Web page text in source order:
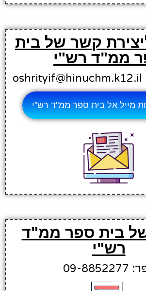
קשר של בית
ממ"ד רש"י
מייל אל בית ספר ממ"ד רש"י
בית ספר ממ"ד
רש"י